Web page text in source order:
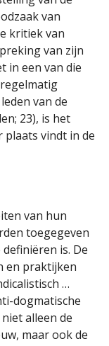
van
kritiek van
van zijn
in een van die
van de
23), is het
plaats vindt in de
van hun
toegegeven
is. De
en praktijken
…
dogmatische
alleen de
maar ook de